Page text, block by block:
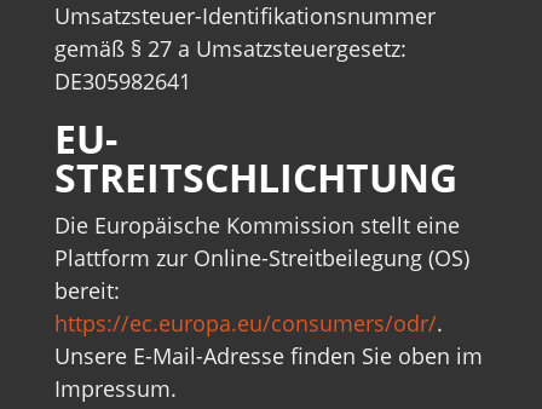
Umsatzsteuer-Identifikationsnummer
gemäß § 27 a Umsatzsteuergesetz:
DE305982641
EU-
STREITSCHLICHTUNG
Die Europäische Kommission stellt eine
Plattform zur Online-Streitbeilegung (OS)
bereit:
https://ec.europa.eu/consumers/odr/.
Unsere E-Mail-Adresse finden Sie oben im
Impressum.